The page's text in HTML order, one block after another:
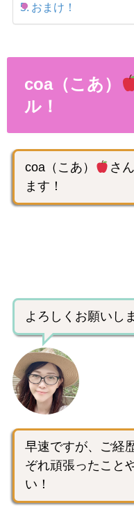
おまけ！
coa（こあ）
ル！
coa（こあ）
さ
ます！
よろしくお願いし
早速ですが、ご経
ぞれ頑張ったこと
い！